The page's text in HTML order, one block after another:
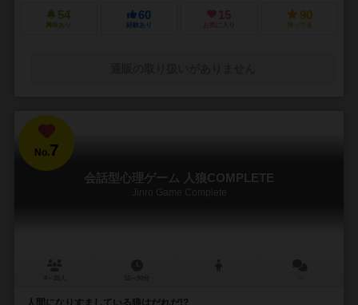
54
興味あり
60
経験あり
15
お気に入り
90
持ってる
No.7
会話型心理ゲーム 人狼COMPLETE
Jinro Game Complete
人間になりすましている狼はだれだ!?